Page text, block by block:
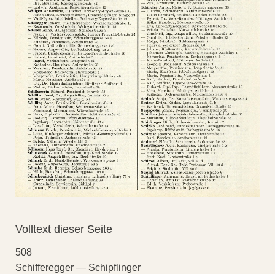
Volltext dieser Seite
508
Schifferegger — Schipflinger